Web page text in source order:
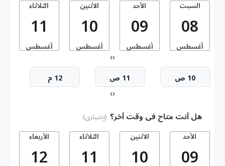
السبت
08
أغسطس
الأحد
09
أغسطس
الاثنين
10
أغسطس
الثلاثاء
11
أغسطس
‹
›
10 ص 11 ص 12 م
‹
›
هل أنت متاح فى وقت أخر؟ (إختيارى)
الأحد
09
الاثنين
10
الثلاثاء
11
الأربعاء
12